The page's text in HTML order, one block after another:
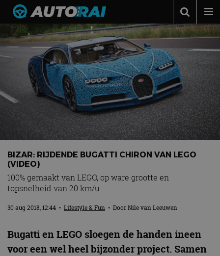
Autonieuws
Podcast
Autotests
Automerken
Adverteren
Contact
BIZAR: RIJDENDE BUGATTI CHIRON VAN LEGO
(VIDEO)
100% gemaakt van LEGO, op ware grootte en
topsnelheid van 20 km/u
30 aug 2018, 12:44 • Lifestyle & Fun • DoorNile van Leeuwen
Bugatti en LEGO sloegen de handen ineen
voor een wel heel bijzonder project. Samen